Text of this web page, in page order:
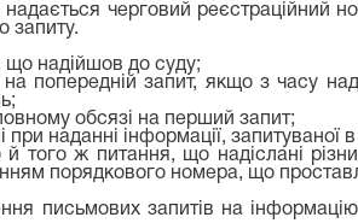
черговий реєстраційний
запиту.
що надійшов до суду;
попередній запит, якщо з часу
обсязі на перший запит;
наданні інформації, запитуваної
того ж питання, що надіслані
порядкового номера, що
письмових запитів на